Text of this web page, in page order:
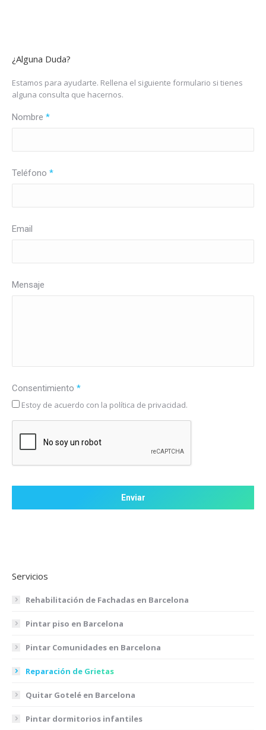
¿Alguna Duda?
Estamos para ayudarte. Rellena el siguiente formulario si tienes
alguna consulta que hacernos.
Nombre *
Teléfono *
Email
Mensaje
Consentimiento *
Estoy de acuerdo con la política de privacidad.
Servicios
Rehabilitación de Fachadas en Barcelona
Pintar piso en Barcelona
Pintar Comunidades en Barcelona
Reparación de Grietas
Quitar Gotelé en Barcelona
Pintar dormitorios infantiles